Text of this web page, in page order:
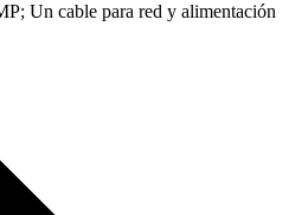
Un cable para red y alimentación